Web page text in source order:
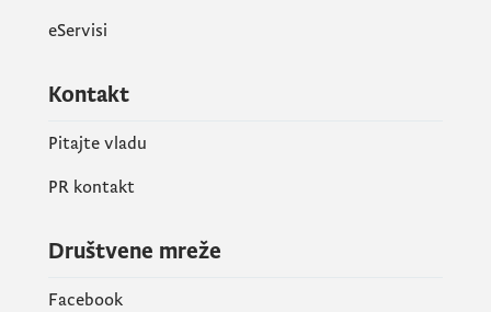
eServisi
Kontakt
Pitajte vladu
PR kontakt
Društvene mreže
Facebook